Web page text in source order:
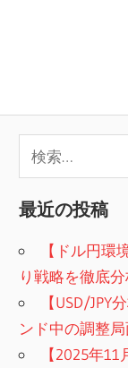
索:
最近の投稿
【ドル円環
り戦略を徹底
【USD/
ンド中の調整
【2025年